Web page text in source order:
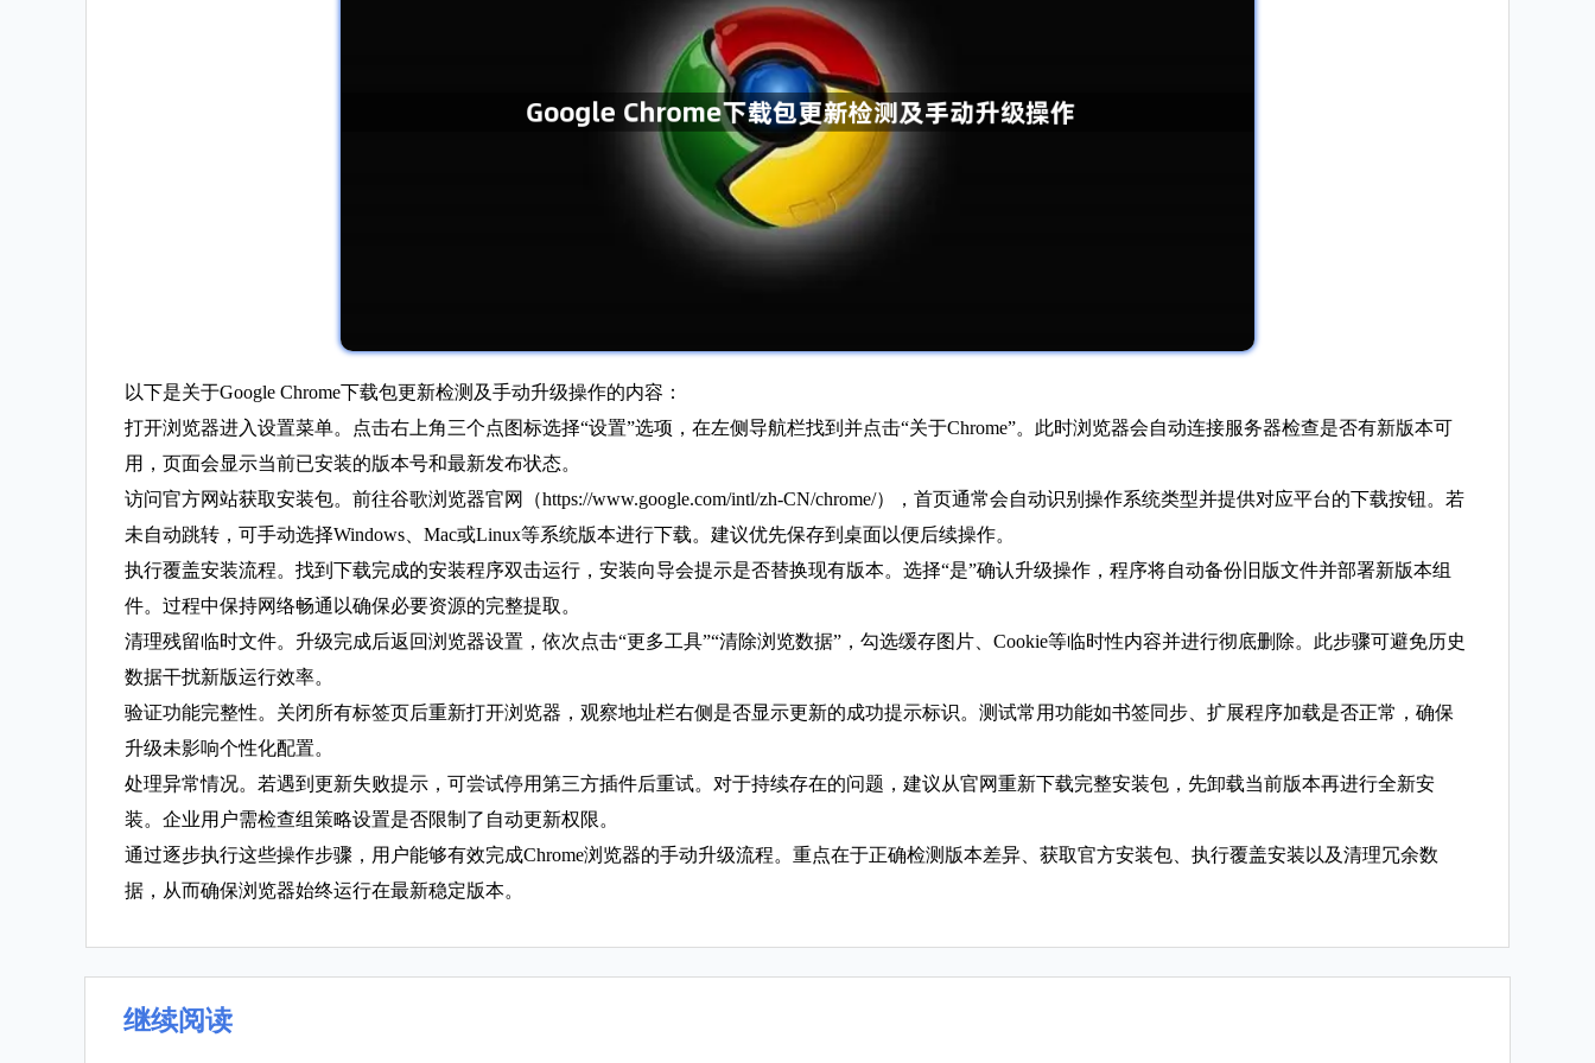
以下是关于Google Chrome下载包更新检测及手动升级操作的内容：
打开浏览器进入设置菜单。点击右上角三个点图标选择“设置”选项，在左侧导航栏找到并点击“关于Chrome”。此时浏览器会自动连接服务器检查是否有新版本可
用，页面会显示当前已安装的版本号和最新发布状态。
访问官方网站获取安装包。前往谷歌浏览器官网（https://www.google.com/intl/zh-CN/chrome/），首页通常会自动识别操作系统类型并提供对应平台的下载按钮。若
未自动跳转，可手动选择Windows、Mac或Linux等系统版本进行下载。建议优先保存到桌面以便后续操作。
执行覆盖安装流程。找到下载完成的安装程序双击运行，安装向导会提示是否替换现有版本。选择“是”确认升级操作，程序将自动备份旧版文件并部署新版本组
件。过程中保持网络畅通以确保必要资源的完整提取。
清理残留临时文件。升级完成后返回浏览器设置，依次点击“更多工具”“清除浏览数据”，勾选缓存图片、Cookie等临时性内容并进行彻底删除。此步骤可避免历史
数据干扰新版运行效率。
验证功能完整性。关闭所有标签页后重新打开浏览器，观察地址栏右侧是否显示更新的成功提示标识。测试常用功能如书签同步、扩展程序加载是否正常，确保
升级未影响个性化配置。
处理异常情况。若遇到更新失败提示，可尝试停用第三方插件后重试。对于持续存在的问题，建议从官网重新下载完整安装包，先卸载当前版本再进行全新安
装。企业用户需检查组策略设置是否限制了自动更新权限。
通过逐步执行这些操作步骤，用户能够有效完成Chrome浏览器的手动升级流程。重点在于正确检测版本差异、获取官方安装包、执行覆盖安装以及清理冗余数
据，从而确保浏览器始终运行在最新稳定版本。
继续阅读